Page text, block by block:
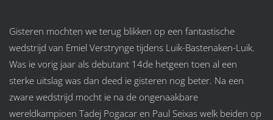
Gisteren mochten we terug blikken op een fantastische
wedstrijd van Emiel Verstrynge tijdens Luik-Bastenaken-Luik.
Was ie vorig jaar als debutant 14de hetgeen toen al een
sterke uitslag was dan deed ie gisteren nog beter. Na een
zware wedstrijd mocht ie na de ongenaakbare
wereldkampioen Tadej Pogacar en Paul Seixas welk beiden op